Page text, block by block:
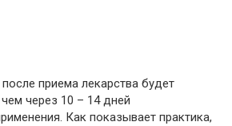
приема лекарства будет
через 10 – 14 дней
Как показывает практика,